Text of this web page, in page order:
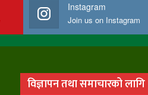
Instagram
Join us on Instagram
विज्ञापन तथा समाचारको लागि